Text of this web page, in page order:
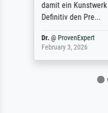
damit ein
Definitiv den Pre...
Dr.@ ProvenExpert
February 3, 2026